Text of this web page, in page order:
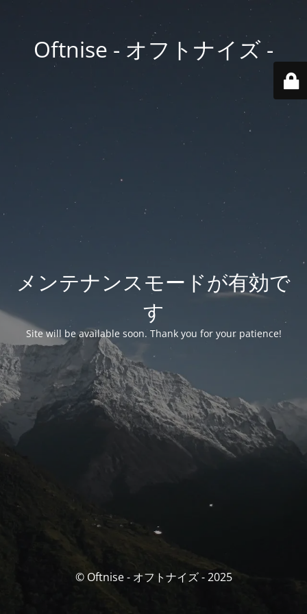
Oftnise - オフトナイズ -
メンテナンスモードが有効で
す
Site will be available soon. Thank you for your patience!
© Oftnise - オフトナイズ - 2025